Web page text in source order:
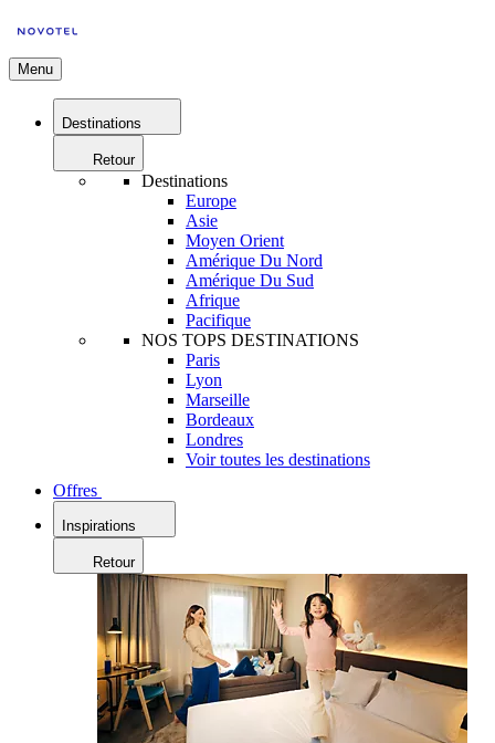
Menu
Destinations
Retour
Destinations
Europe
Asie
Moyen Orient
Amérique Du Nord
Amérique Du Sud
Afrique
Pacifique
NOS TOPS DESTINATIONS
Paris
Lyon
Marseille
Bordeaux
Londres
Voir toutes les destinations
Offres
Inspirations
Retour